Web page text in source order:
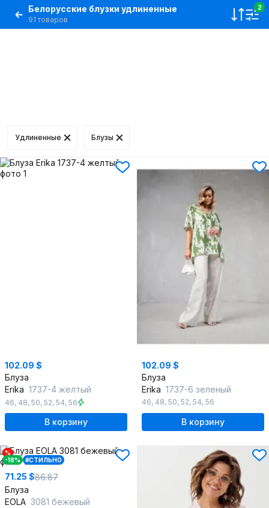
Белорусские блузки удлиненные
91 товаров
2
Удлиненные Блузы
102.09 $
Блуза
Erika 1737-4 желтый
46, 48, 50, 52, 54, 56
В корзину
102.09 $
Блуза
Erika 1737-6 зеленый
46, 48, 50, 52, 54, 56
В корзину
%
-18%
#СТИЛЬНО
71.25 $86.87
Блуза
EOLA 3081 бежевый